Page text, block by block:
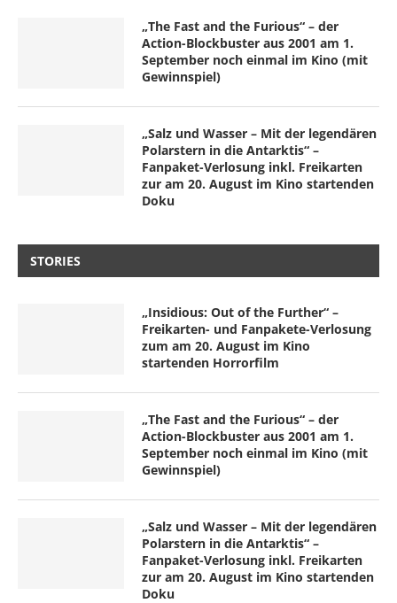
„The Fast and the Furious“ – der
Action-Blockbuster aus 2001 am 1.
September noch einmal im Kino (mit
Gewinnspiel)
„Salz und Wasser – Mit der legendären
Polarstern in die Antarktis“ –
Fanpaket-Verlosung inkl. Freikarten
zur am 20. August im Kino startenden
Doku
STORIES
„Insidious: Out of the Further“ –
Freikarten- und Fanpakete-Verlosung
zum am 20. August im Kino
startenden Horrorfilm
„The Fast and the Furious“ – der
Action-Blockbuster aus 2001 am 1.
September noch einmal im Kino (mit
Gewinnspiel)
„Salz und Wasser – Mit der legendären
Polarstern in die Antarktis“ –
Fanpaket-Verlosung inkl. Freikarten
zur am 20. August im Kino startenden
Doku